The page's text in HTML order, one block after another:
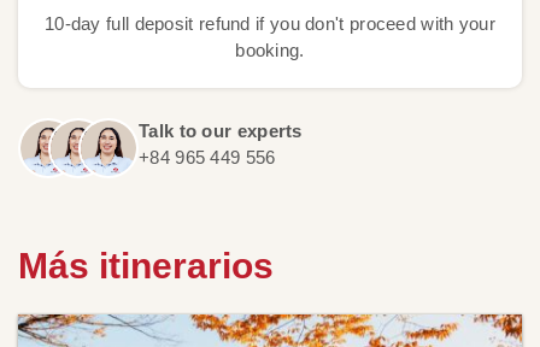
10-day full deposit refund if you don't proceed with your
booking.
Talk to our experts
+84 965 449 556
Más itinerarios